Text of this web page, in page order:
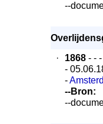
--
·
1868 - - -
-
-
--Bron:
--